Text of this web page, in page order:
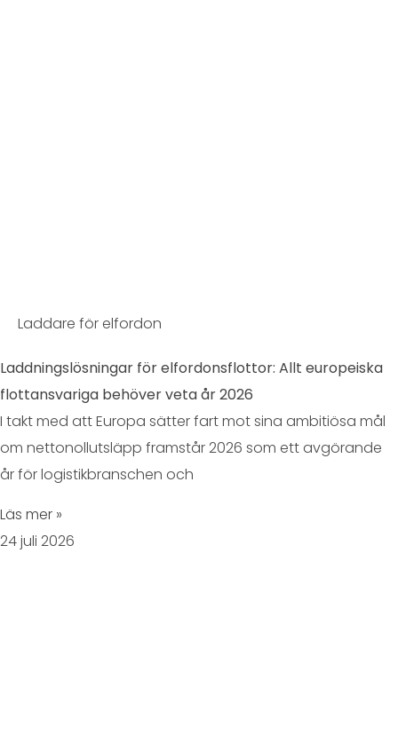
Laddare för elfordon
Laddningslösningar för elfordonsflottor: Allt europeiska
flottansvariga behöver veta år 2026
I takt med att Europa sätter fart mot sina ambitiösa mål
om nettonollutsläpp framstår 2026 som ett avgörande
år för logistikbranschen och
Läs mer »
24 juli 2026